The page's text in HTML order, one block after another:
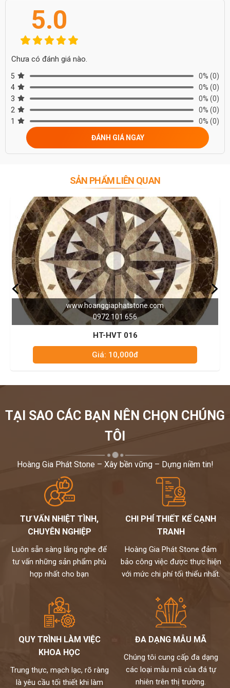
5.0
Chưa có đánh giá nào.
5 0% (0)
4
0% (0)
3
0% (0)
2
0% (0)
1
0% (0)
ĐÁNH GIÁ NGAY
SẢN PHẨM LIÊN QUAN
www.hoanggiaphatstone.com
0972 101 656
TẠI SAO CÁC BẠN NÊN CHỌN CHÚNG
TÔI
Hoàng Gia Phát Stone – Xây bền vững – Dựng niềm tin!
TƯ VẤN NHIỆT TÌNH,
CHUYÊN NGHIỆP
Luôn sẵn sàng lắng nghe để
tư vấn những sản phẩm phù
hợp nhất cho bạn
CHI PHÍ THIẾT KẾ CẠNH
TRANH
Hoàng Gia Phát Stone đảm
bảo công việc được thực hiện
với mức chi phí tối thiểu nhất.
QUY TRÌNH LÀM VIỆC
KHOA HỌC
Trung thực, mạch lạc, rõ ràng
là yêu cầu tối thiết khi làm
ĐA DẠNG MẪU MÃ
Chúng tôi cung cấp đa dạng
các loại mẫu mã của đá tự
nhiên trên thị trường.